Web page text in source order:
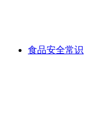
食品安全常识